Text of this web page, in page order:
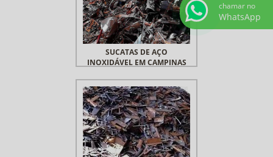
SUCATAS DE AÇO
INOXIDÁVEL EM CAMPINAS
chamar no
WhatsApp